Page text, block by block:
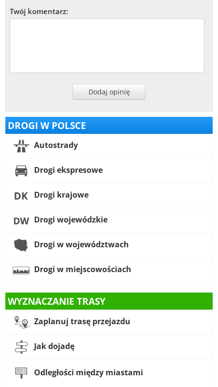
Twój komentarz:
Dodaj opinię
DROGI W POLSCE
Autostrady
Drogi ekspresowe
Drogi krajowe
Drogi wojewódzkie
Drogi w województwach
Drogi w miejscowościach
WYZNACZANIE TRASY
Zaplanuj trasę przejazdu
Jak dojadę
Odległości między miastami